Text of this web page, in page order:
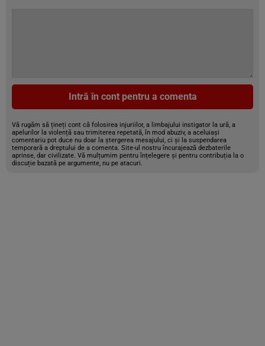
Intră în cont pentru a comenta
Vă rugăm să țineți cont că folosirea injuriilor, a limbajului instigator la ură, a
apelurilor la violență sau trimiterea repetată, în mod abuziv, a aceluiași
comentariu pot duce nu doar la ștergerea mesajului, ci și la suspendarea
temporară a dreptului de a comenta. Site-ul nostru încurajează dezbaterile
aprinse, dar civilizate. Vă mulțumim pentru înțelegere și pentru contribuția la o
discuție bazată pe argumente, nu pe atacuri.